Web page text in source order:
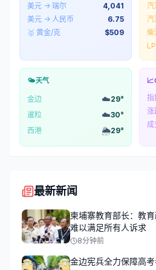
美元 → 瑞尔
4,041
美元 → 人民币
6.75
🥇 黄金/克
$509
汽
汽
柴
🌤️天气
金边 ☁️29°
暹粒
☁️30°
西港
🌦️29°
📈
指
涨
成
最新新闻
柬埔寨教育部长：教
难以满足所有人诉求
8分钟前
金边宪兵全力保障高